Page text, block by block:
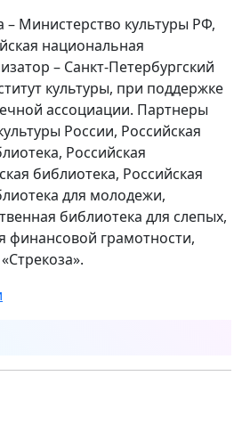
– Министерство культуры РФ,
национальная
– Санкт-Петербургский
культуры, при поддержке
ассоциации. Партнеры
России, Российская
Российская
библиотека, Российская
для молодежи,
библиотека для слепых,
финансовой грамотности,